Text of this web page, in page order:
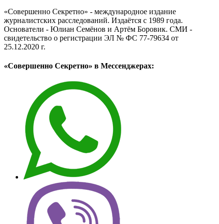
«Совершенно Секретно» - международное издание
журналистских расследований. Издаётся с 1989 года.
Основатели - Юлиан Семёнов и Артём Боровик. CМИ -
свидетельство о регистрации ЭЛ № ФС 77-79634 от
25.12.2020 г.
«Совершенно Секретно» в Мессенджерах: